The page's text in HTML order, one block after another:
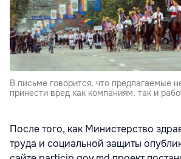
В письме говорится, что предлагаемые
принести вред как компаниям, так и
После того, как Министерство
труда и социальной защиты